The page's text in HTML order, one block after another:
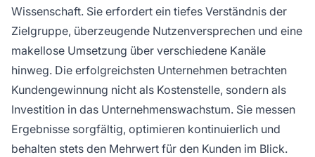
Wissenschaft. Sie erfordert ein tiefes Verständnis der
Zielgruppe, überzeugende Nutzenversprechen und eine
makellose Umsetzung über verschiedene Kanäle
hinweg. Die erfolgreichsten Unternehmen betrachten
Kundengewinnung nicht als Kostenstelle, sondern als
Investition in das Unternehmenswachstum. Sie messen
Ergebnisse sorgfältig, optimieren kontinuierlich und
behalten stets den Mehrwert für den Kunden im Blick.